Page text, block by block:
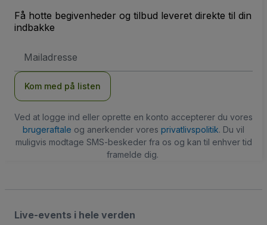
Få hotte begivenheder og tilbud leveret direkte til din
indbakke
adresse
Kom med på listen
Ved at logge ind eller oprette en konto accepterer du vores
brugeraftale og anerkender vores privatlivspolitik. Du vil
muligvis modtage SMS-beskeder fra os og kan til enhver tid
framelde dig.
Live-events i hele verden